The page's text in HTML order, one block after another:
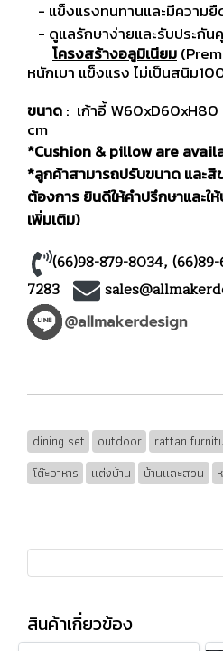
- แข็งแรงทนทานและมีความ
- ดูแลรักษาง่ายและรับประกั
โครงสร้างอลูมิเนียม
หนักเบา แข็งแรง ไม่เป็นสนิม
ขนาด: เก้าอี้ W60xD60xH80
cm
*Cushion & pillow are
*ลูกค้าสามารถปรับขนาด และสี
ต้องการ ยินดีให้คำปรึกษาและใ
เพิ่มเติม)
(66)98-879-8034,
7283
dining set outdoor rattan
โต๊ะอาหาร
แต่งบ้าน บ้านและสวน
สินค้าเกี่ยวข้อง